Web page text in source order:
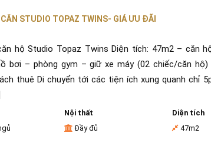
STUDIO TOPAZ TWINS- GIÁ ƯU ĐÃI
hộ Studio Topaz Twins Diện tích: 47m2 – căn
bơi – phòng gym – giữ xe máy (02 chiếc/căn
thuê Di chuyển tới các tiện ích xung quanh chỉ
Nội thất
Diện tích
Đầy đủ 47m2